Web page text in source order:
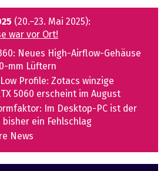
(20.–23. Mai 2025):
war vor Ort!
Neues High-Airflow-Gehäuse
Lüftern
Profile: Zotacs winzige
5060 erscheint im August
Im Desktop-PC ist der
bisher ein Fehlschlag
News